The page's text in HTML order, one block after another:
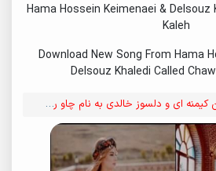
Hama Hossein Keimenaei & Delsouz
Kaleh
Download New Song From Hama
Delsouz Khaledi Called
+ متن آهنگ حه مه حسین کیمنه ای و دلسوز خالدی به نام چاو رشه کاله